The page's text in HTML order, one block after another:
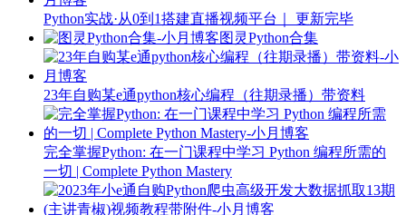
Python实战·从0到1搭建直播视频平台｜ 更新完毕
图灵Python合集
23年自购某e通python核心编程（往期录播）带资料
完全掌握Python: 在一门课程中学习 Python 编程所需的
一切 | Complete Python Mastery